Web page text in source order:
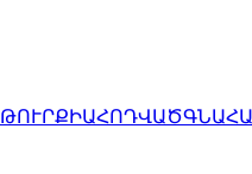
ԹՈՒՐՔԻԱՀՈԴՎԱԾ